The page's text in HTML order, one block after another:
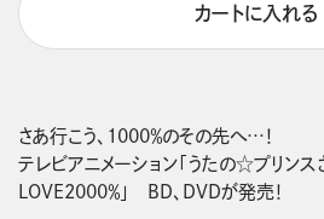
カートに入れる
さあ行こう、1000％のその先へ…！
テレビアニメーション「うたの☆プリンス
LOVE2000％」　BD、DVDが発売！